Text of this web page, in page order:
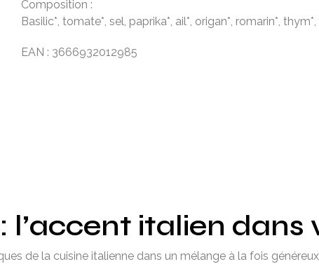
Composition :
Basilic*, tomate*, sel, paprika*, ail*, origan*, romarin*,
EAN : 3666932012985
l’accent italien dans
de la cuisine italienne dans un mélange à la fois